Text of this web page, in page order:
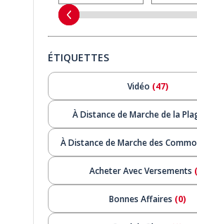
ÉTIQUETTES
Vidéo (47)
À Distance de Marche de la
À Distance de Marche des
Acheter Avec Versements
Bonnes Affaires (0)
À Fethiye 1 Yalı À Vendre Avec Ponton